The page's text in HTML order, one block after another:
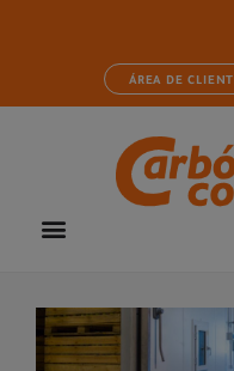
ÁREA DE